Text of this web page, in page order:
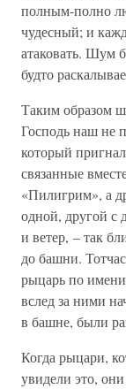
полным-полно
чудесный; и
атаковать. Шум
будто
Таким образом
Господь наш не
который
связанные
«Пилигрим», а
одной, другой с
и ветер, – так
до башни.
рыцарь по
вслед за ними
в башне, были
Когда рыцари,
увидели это,